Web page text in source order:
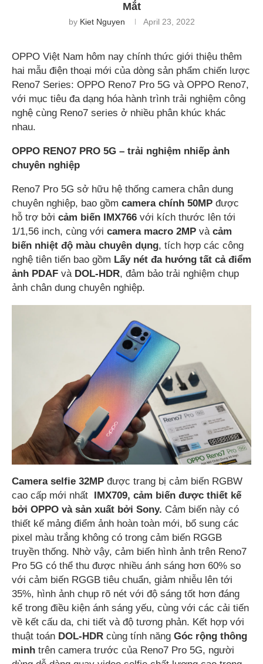
Mắt
by Kiet Nguyen April 23, 2022
OPPO Việt Nam hôm nay chính thức giới thiệu thêm
hai mẫu điện thoại mới của dòng sản phẩm chiến lược
Reno7 Series: OPPO Reno7 Pro 5G và OPPO Reno7,
với mục tiêu đa dạng hóa hành trình trải nghiệm công
nghệ cùng Reno7 series ở nhiều phân khúc khác
nhau.
OPPO RENO7 PRO 5G – trải nghiệm nhiếp ảnh
chuyên nghiệp
Reno7 Pro 5G sở hữu hệ thống camera chân dung
chuyên nghiệp, bao gồm camera chính 50MP được
hỗ trợ bởi cảm biến IMX766 với kích thước lên tới
1/1,56 inch, cùng với camera macro 2MP và cảm
biến nhiệt độ màu chuyên dụng, tích hợp các công
nghệ tiên tiến bao gồm Lấy nét đa hướng tất cả điểm
ảnh PDAF và DOL-HDR, đảm bảo trải nghiệm chụp
ảnh chân dung chuyên nghiệp.
Camera selfie 32MP được trang bị cảm biến RGBW
cao cấp mới nhất IMX709, cảm biến được thiết kế
bởi OPPO và sản xuất bởi Sony. Cảm biến này có
thiết kế mảng điểm ảnh hoàn toàn mới, bổ sung các
pixel màu trắng không có trong cảm biến RGGB
truyền thống. Nhờ vậy, cảm biến hình ảnh trên Reno7
Pro 5G có thể thu được nhiều ánh sáng hơn 60% so
với cảm biến RGGB tiêu chuẩn, giảm nhiễu lên tới
35%, hình ảnh chụp rõ nét với độ sáng tốt hơn đáng
kể trong điều kiện ánh sáng yếu, cùng với các cải tiến
về kết cấu da, chi tiết và độ tương phản. Kết hợp với
thuật toán DOL-HDR cùng tính năng Góc rộng thông
minh trên camera trước của Reno7 Pro 5G, người